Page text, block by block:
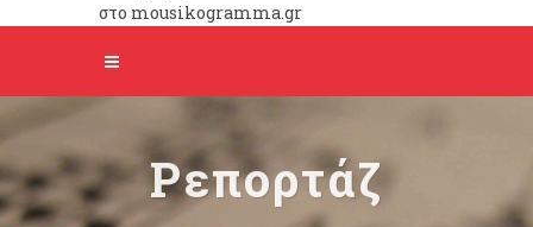
στο mousikogramma.gr
Ρεπορτάζ